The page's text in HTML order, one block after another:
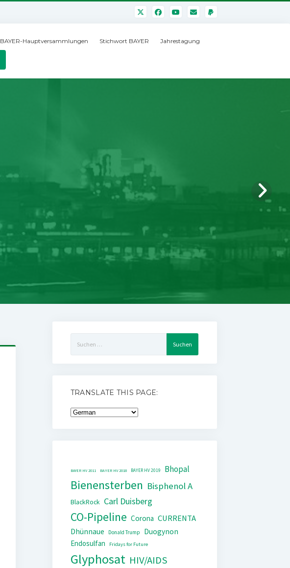
BAYER-Hauptversammlungen Stichwort BAYER Jahrestagung
nach:
TRANSLATE THIS PAGE:
BAYER HV 2011 BAYER HV 2018 BAYER HV 2019 Bhopal
Bienensterben Bisphenol A
BlackRock Carl Duisberg
CO-Pipeline Corona CURRENTA
Dhünnaue Donald Trump
Duogynon
Endosulfan
Fridays for Future
Glyphosat HIV/AIDS